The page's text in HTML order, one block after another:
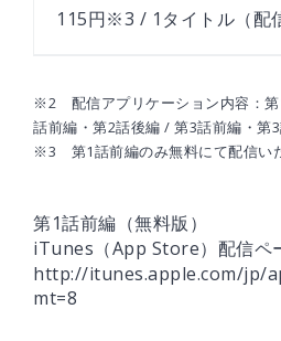
115円※3 / 1タイトル（配
※2 配信アプリケーション内容：第
話前編・第2話後編 / 第3話前編・第
※3 第1話前編のみ無料にて配信い
第1話前編（無料版）
iTunes（App Store）配信ペ
http://itunes.apple.com/jp/
mt=8